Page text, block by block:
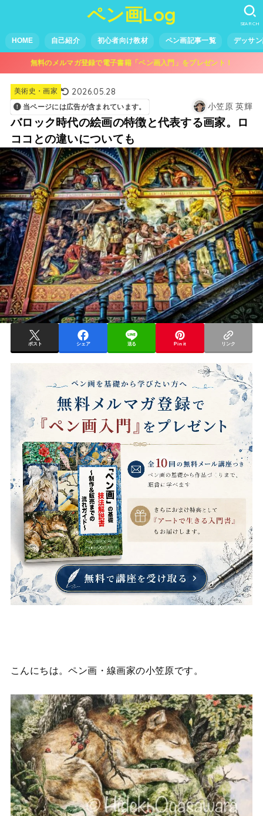
ペン画Log
HOME 自己紹介 初心者向け教材 ペン画記事一覧 デッサ
SEARCH
無料のメルマガ登録で電子書籍「ペン画入門」をプレゼント！
美術史・画家 2026.05.28
当ページには広告が含まれています。 小笠原 英輝
バロック時代の絵画の特徴と代表する画家。ロ
ココとの違いについても
ポスト シェア 送る Pin it リンク
こんにちは。ペン画・線画家の小笠原です。